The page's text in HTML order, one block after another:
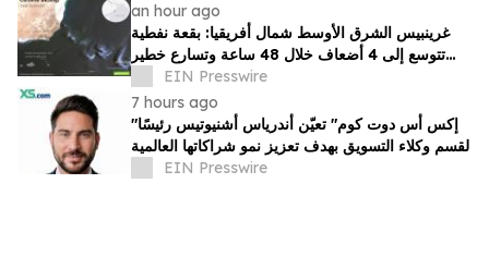
an hour ago
غرينبيس الشرق الأوسط شمال أفريقيا: بقعة نفطية
تتوسع إلى 4 أضعاف خلال 48 ساعة وتسارع خطير
يهدد محمية بحرية فريدة في عُمان
EIN Presswire
7 hours ago
"إكس أس دوت كوم" تعيّن أندرياس أشنيوتيس رئيسًا
لقسم وكلاء التسويق بهدف تعزيز نمو شراكاتها العالمية
EIN Presswire